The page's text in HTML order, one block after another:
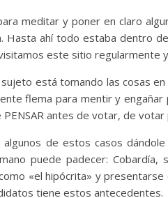
meditar y poner en claro
Hasta ahí todo estaba dentro
este sitio regularmente
está tomando las cosas
flema para mentir y
antes de votar, de votar
de estos casos
puede padecer:
«el hipócrita» y
tiene estos antecedentes.